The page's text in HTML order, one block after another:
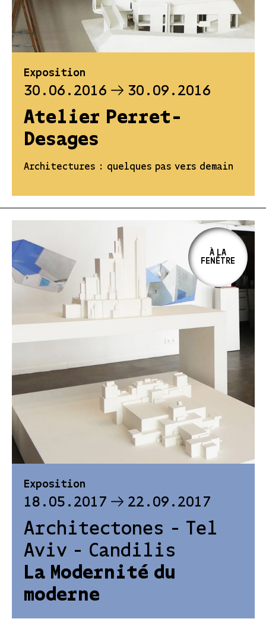
Exposition
30.06.2016 30.09.2016
Atelier Perret-
Desages
Architectures : quelques pas vers demain
Exposition
18.05.2017 22.09.2017
Architectones - Tel
Aviv - Candilis
La Modernité du
moderne
À LA
FENÊTRE